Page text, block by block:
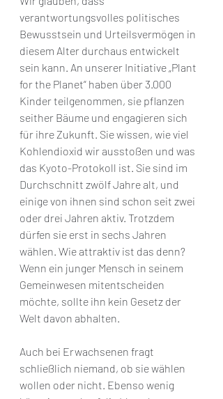
verantwortungsvolles politisches
Bewusstsein und Urteilsvermögen in
diesem Alter durchaus entwickelt
sein kann. An unserer Initiative „Plant
for the Planet“ haben über 3.000
Kinder teilgenommen, sie pflanzen
seither Bäume und engagieren sich
für ihre Zukunft. Sie wissen, wie viel
Kohlendioxid wir ausstoßen und was
das Kyoto-Protokoll ist. Sie sind im
Durchschnitt zwölf Jahre alt, und
einige von ihnen sind schon seit zwei
oder drei Jahren aktiv. Trotzdem
dürfen sie erst in sechs Jahren
wählen. Wie attraktiv ist das denn?
Wenn ein junger Mensch in seinem
Gemeinwesen mitentscheiden
möchte, sollte ihn kein Gesetz der
Welt davon abhalten.
Auch bei Erwachsenen fragt
schließlich niemand, ob sie wählen
wollen oder nicht. Ebenso wenig